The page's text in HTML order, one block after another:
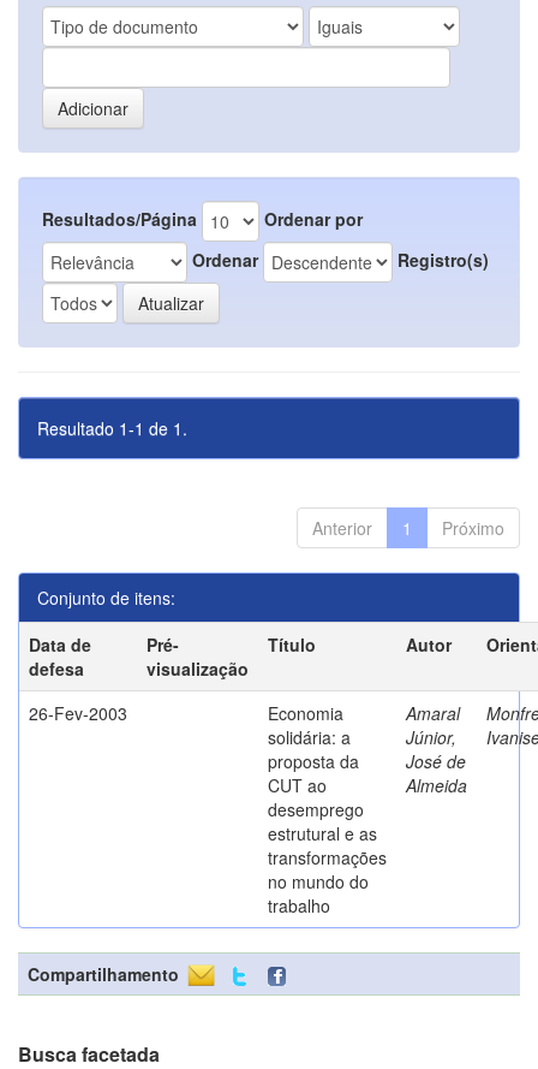
Resultados/Página
Ordenar por
Ordenar
Registro(s)
Resultado 1-1 de 1.
Anterior 1 Próximo
Conjunto de itens:
Data de
defesa
Pré-
visualização
Título Autor
26-Fev-2003
Economia
solidária: a
proposta da
CUT ao
desemprego
estrutural e as
transformações
no mundo do
trabalho
Amaral
Júnior,
José de
Almeida
Compartilhamento
Busca facetada